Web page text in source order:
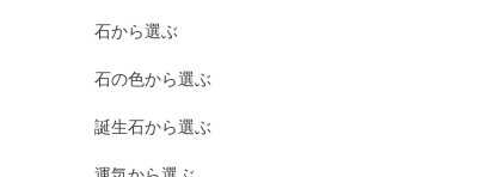
石から選ぶ
石の色から選ぶ
誕生石から選ぶ